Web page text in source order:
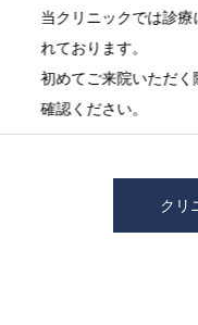
当クリニックでは診療
れております。
初めてご来院いただく
確認ください。
クリ